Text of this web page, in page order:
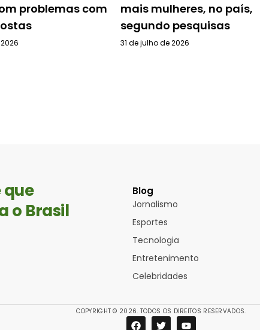
problemas com
mais mulheres, no país,
segundo pesquisas
31 de julho de 2026
que
o Brasil
Blog
Jornalismo
Esportes
Tecnologia
Entretenimento
Celebridades
COPYRIGHT © 2026. TODOS OS DIREITOS RESERVADOS.